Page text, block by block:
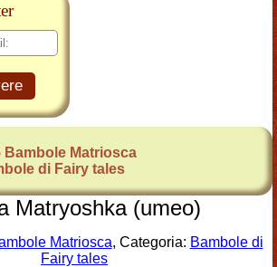
Bambole Matriosca
di Fairy tales
Matryoshka (umeo)
Matriosca, Categoria: Bambole di
Fairy tales